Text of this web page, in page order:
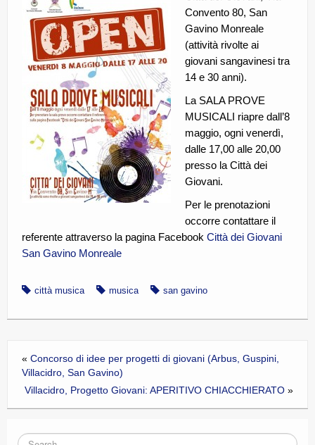
CE.RI.FORM
CONTATTI
Whistleblowing
Lavora con noi
Centro Antiviolenza “Feminas” | PLUS Sanluri –
Guspini
Convento 80, San
Gavino Monreale
(attività rivolte ai
giovani sangavinesi tra
14 e 30 anni).
La SALA PROVE
MUSICALI riapre dall’8
maggio, ogni venerdì,
dalle 17,00 alle 20,00
presso la Città dei
Giovani.
Per le prenotazioni
occorre contattare il
referente attraverso la pagina Facebook Città dei Giovani
San Gavino Monreale​
città musica musica san gavino
« Concorso di idee per progetti di giovani (Arbus, Guspini,
Villacidro, San Gavino)
Villacidro, Progetto Giovani: APERITIVO CHIACCHIERATO »